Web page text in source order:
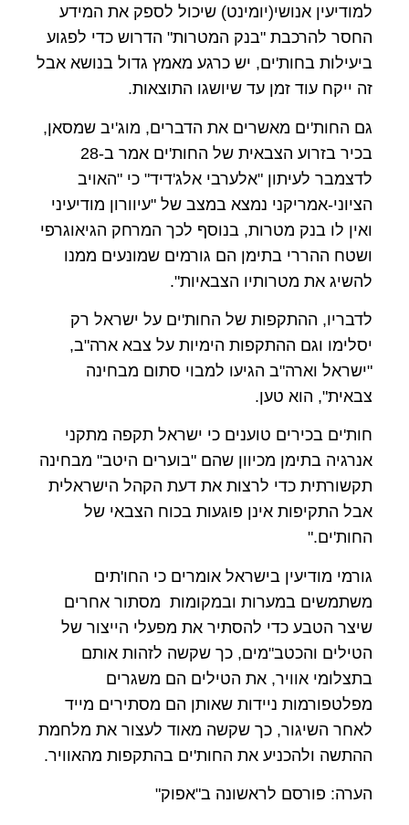
למודיעין אנושי(יומינט) שיכול לספק את המידע
החסר להרכבת "בנק המטרות" הדרוש כדי לפגוע
ביעילות בחות'ים, יש כרגע מאמץ גדול בנושא אבל
זה ייקח עוד זמן עד שיושגו התוצאות.
גם החות'ים מאשרים את הדברים, מוג'יב שמסאן,
בכיר בזרוע הצבאית של החות'ים אמר ב-28
לדצמבר לעיתון "אלערבי אלג'דיד" כי "האויב
הציוני-אמריקני נמצא במצב של "עיוורון מודיעיני
ואין לו בנק מטרות, בנוסף לכך המרחק הגיאוגרפי
ושטח ההררי בתימן הם גורמים שמונעים ממנו
להשיג את מטרותיו הצבאיות".
לדבריו, ההתקפות של החות'ים על ישראל רק
יסלימו וגם ההתקפות הימיות על צבא ארה"ב,
"ישראל וארה"ב הגיעו למבוי סתום מבחינה
צבאית", הוא טען.
חות'ים בכירים טוענים כי ישראל תקפה מתקני
אנרגיה בתימן מכיוון שהם "בוערים היטב" מבחינה
תקשורתית כדי לרצות את דעת הקהל הישראלית
אבל התקיפות אינן פוגעות בכוח הצבאי של
החות'ים."
גורמי מודיעין בישראל אומרים כי החו'תים
משתמשים במערות ובמקומות מסתור אחרים
שיצר הטבע כדי להסתיר את מפעלי הייצור של
הטילים והכטב"מים, כך שקשה לזהות אותם
בתצלומי אוויר, את הטילים הם משגרים
מפלטפורמות ניידות שאותן הם מסתירים מייד
לאחר השיגור, כך שקשה מאוד לעצור את מלחמת
ההתשה ולהכניע את החות'ים בהתקפות מהאוויר.
הערה: פורסם לראשונה ב"אפוק"